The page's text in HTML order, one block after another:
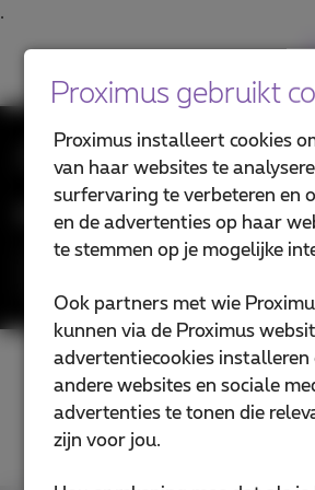
Al het Nieuws
Filter in de blogartikels:
Proximus gebruikt
Proximus installeert cookies
van haar websites te
surfervaring te verbeteren en
en de advertenties op haar
te stemmen op je mogelijke
Ook partners met wie
kunnen via de Proximus
advertentiecookies installeren
andere websites en sociale
advertenties te tonen die
zijn voor jou.